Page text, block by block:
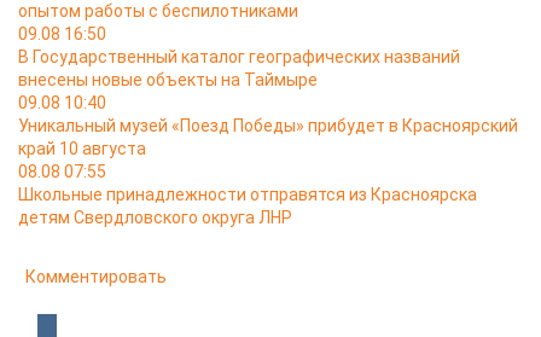
опытом работы с беспилотниками
09.08 16:50
В Государственный каталог географических названий
внесены новые объекты на Таймыре
09.08 10:40
Уникальный музей «Поезд Победы» прибудет в Красноярский
край 10 августа
08.08 07:55
Школьные принадлежности отправятся из Красноярска
детям Свердловского округа ЛНР
Комментировать